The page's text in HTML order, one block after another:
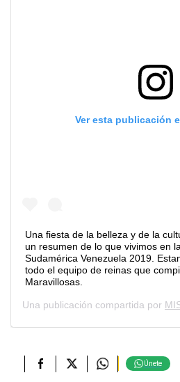
Ver esta publicación
Una fiesta de la belleza y de la
un resumen de lo que vivimos en
Sudamérica Venezuela 2019.
todo el equipo de reinas que
Maravillosas.
Una publicación compartida por
Únete